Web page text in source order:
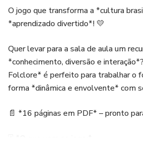
O jogo que transforma a *cultura
*aprendizado divertido*! 💛
Quer levar para a sala de aula um
*conhecimento, diversão e
Folclore* é perfeito para trabalhar o
forma *dinâmica e envolvente* com
📄 *16 páginas em PDF* – pronto